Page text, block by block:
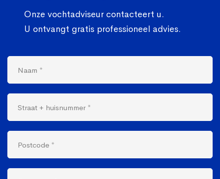
Onze vochtadviseur contacteert u.
U ontvangt gratis professioneel advies.